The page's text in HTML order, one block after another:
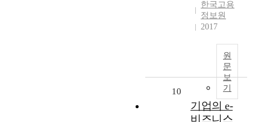
한국고용
정보원
2017
원
문
보
기
10
기업의 e-
비즈니스